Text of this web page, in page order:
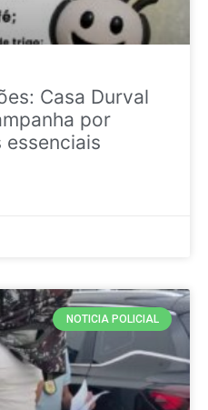
Casa Durval
por
NOTICIA POLICIAL